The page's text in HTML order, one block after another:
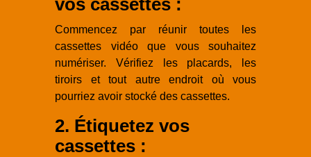
vos cassettes :
Commencez par réunir toutes les
cassettes vidéo que vous souhaitez
numériser. Vérifiez les placards, les
tiroirs et tout autre endroit où vous
pourriez avoir stocké des cassettes.
2. Étiquetez vos
cassettes :